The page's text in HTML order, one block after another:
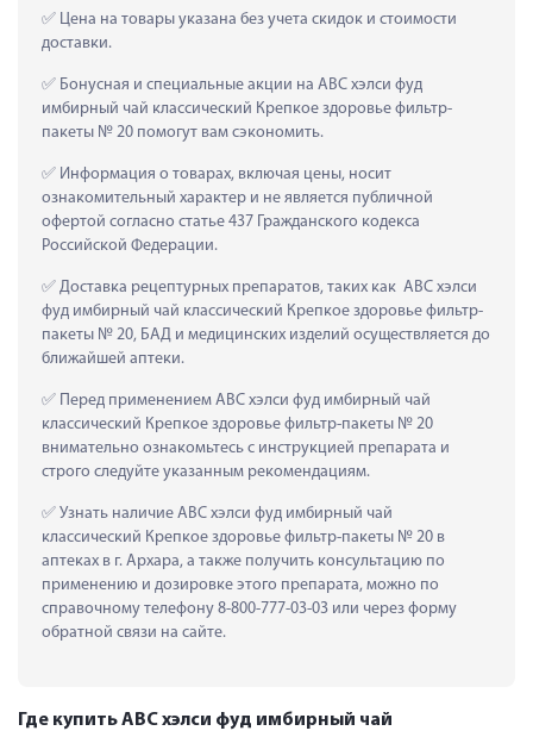
Цена на товары указана без учета скидок и стоимости
доставки.
Бонусная и специальные акции на АВС хэлси фуд
имбирный чай классический Крепкое здоровье фильтр-
пакеты № 20 помогут вам сэкономить.
Информация о товарах, включая цены, носит
ознакомительный характер и не является публичной
офертой согласно статье 437 Гражданского кодекса
Российской Федерации.
Доставка рецептурных препаратов, таких как  АВС хэлси
фуд имбирный чай классический Крепкое здоровье фильтр-
пакеты № 20, БАД и медицинских изделий осуществляется до
ближайшей аптеки.
Перед применением АВС хэлси фуд имбирный чай
классический Крепкое здоровье фильтр-пакеты № 20
внимательно ознакомьтесь с инструкцией препарата и
строго следуйте указанным рекомендациям.
Узнать наличие АВС хэлси фуд имбирный чай
классический Крепкое здоровье фильтр-пакеты № 20 в
аптеках в г. Архара, а также получить консультацию по
применению и дозировке этого препарата, можно по
справочному телефону 8-800-777-03-03 или через форму
обратной связи на сайте.
Где купить АВС хэлси фуд имбирный чай